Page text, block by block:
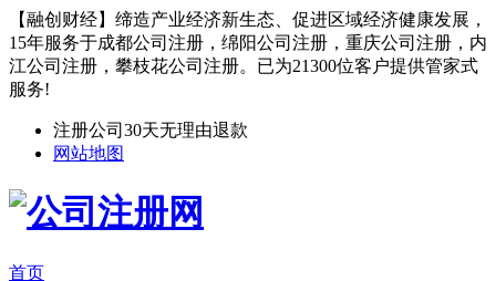
【融创财经】缔造产业经济新生态、促进区域经济健康发展，
15年服务于成都公司注册，绵阳公司注册，重庆公司注册，内
江公司注册，攀枝花公司注册。已为21300位客户提供管家式
服务!
注册公司30天无理由退款
网站地图
首页